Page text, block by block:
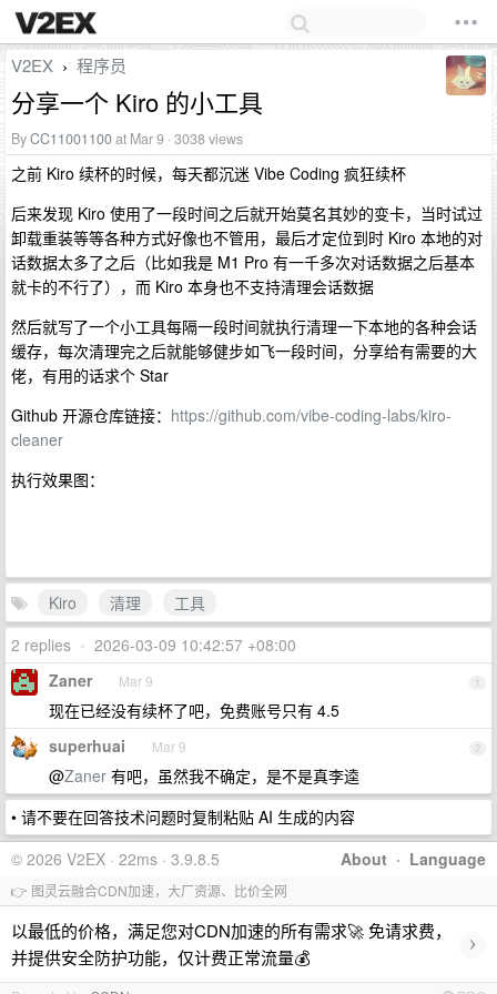
V2EX › 程序员
分享一个 Kiro 的小工具
ByCC11001100at Mar 9 · 3038 views
之前 Kiro 续杯的时候，每天都沉迷 Vibe Coding 疯狂续杯
后来发现 Kiro 使用了一段时间之后就开始莫名其妙的变卡，当时试过
卸载重装等等各种方式好像也不管用，最后才定位到时 Kiro 本地的对
话数据太多了之后（比如我是 M1 Pro 有一千多次对话数据之后基本
就卡的不行了），而 Kiro 本身也不支持清理会话数据
然后就写了一个小工具每隔一段时间就执行清理一下本地的各种会话
缓存，每次清理完之后就能够健步如飞一段时间，分享给有需要的大
佬，有用的话求个 Star
Github 开源仓库链接： https://github.com/vibe-coding-labs/kiro-
cleaner
执行效果图：
Kiro 清理
工具
2 replies • 2026-03-09 10:42:57 +08:00
1
Zaner Mar 9
现在已经没有续杯了吧，免费账号只有 4.5
2
superhuai Mar 9
@Zaner 有吧，虽然我不确定，是不是真李逵
• 请不要在回答技术问题时复制粘贴 AI 生成的内容
About · Language
© 2026 V2EX · 22ms · 3.9.8.5
👉 图灵云融合CDN加速，大厂资源、比价全网
以最低的价格，满足您对CDN加速的所有需求🚀 免请求费，
并提供安全防护功能，仅计费正常流量💰
›